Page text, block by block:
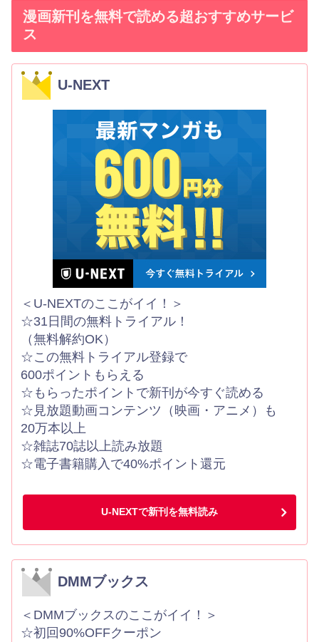
漫画新刊を無料で読める超おすすめサービ
ス
U-NEXT
＜U-NEXTのここがイイ！＞
☆31日間の無料トライアル！
（無料解約OK）
☆この無料トライアル登録で
600ポイントもらえる
☆もらったポイントで新刊が今すぐ読める
☆見放題動画コンテンツ（映画・アニメ）も
20万本以上
☆雑誌70誌以上読み放題
☆電子書籍購入で40%ポイント還元
U-NEXTで新刊を無料読み
DMMブックス
＜DMMブックスのここがイイ！＞
☆初回90%OFFクーポン